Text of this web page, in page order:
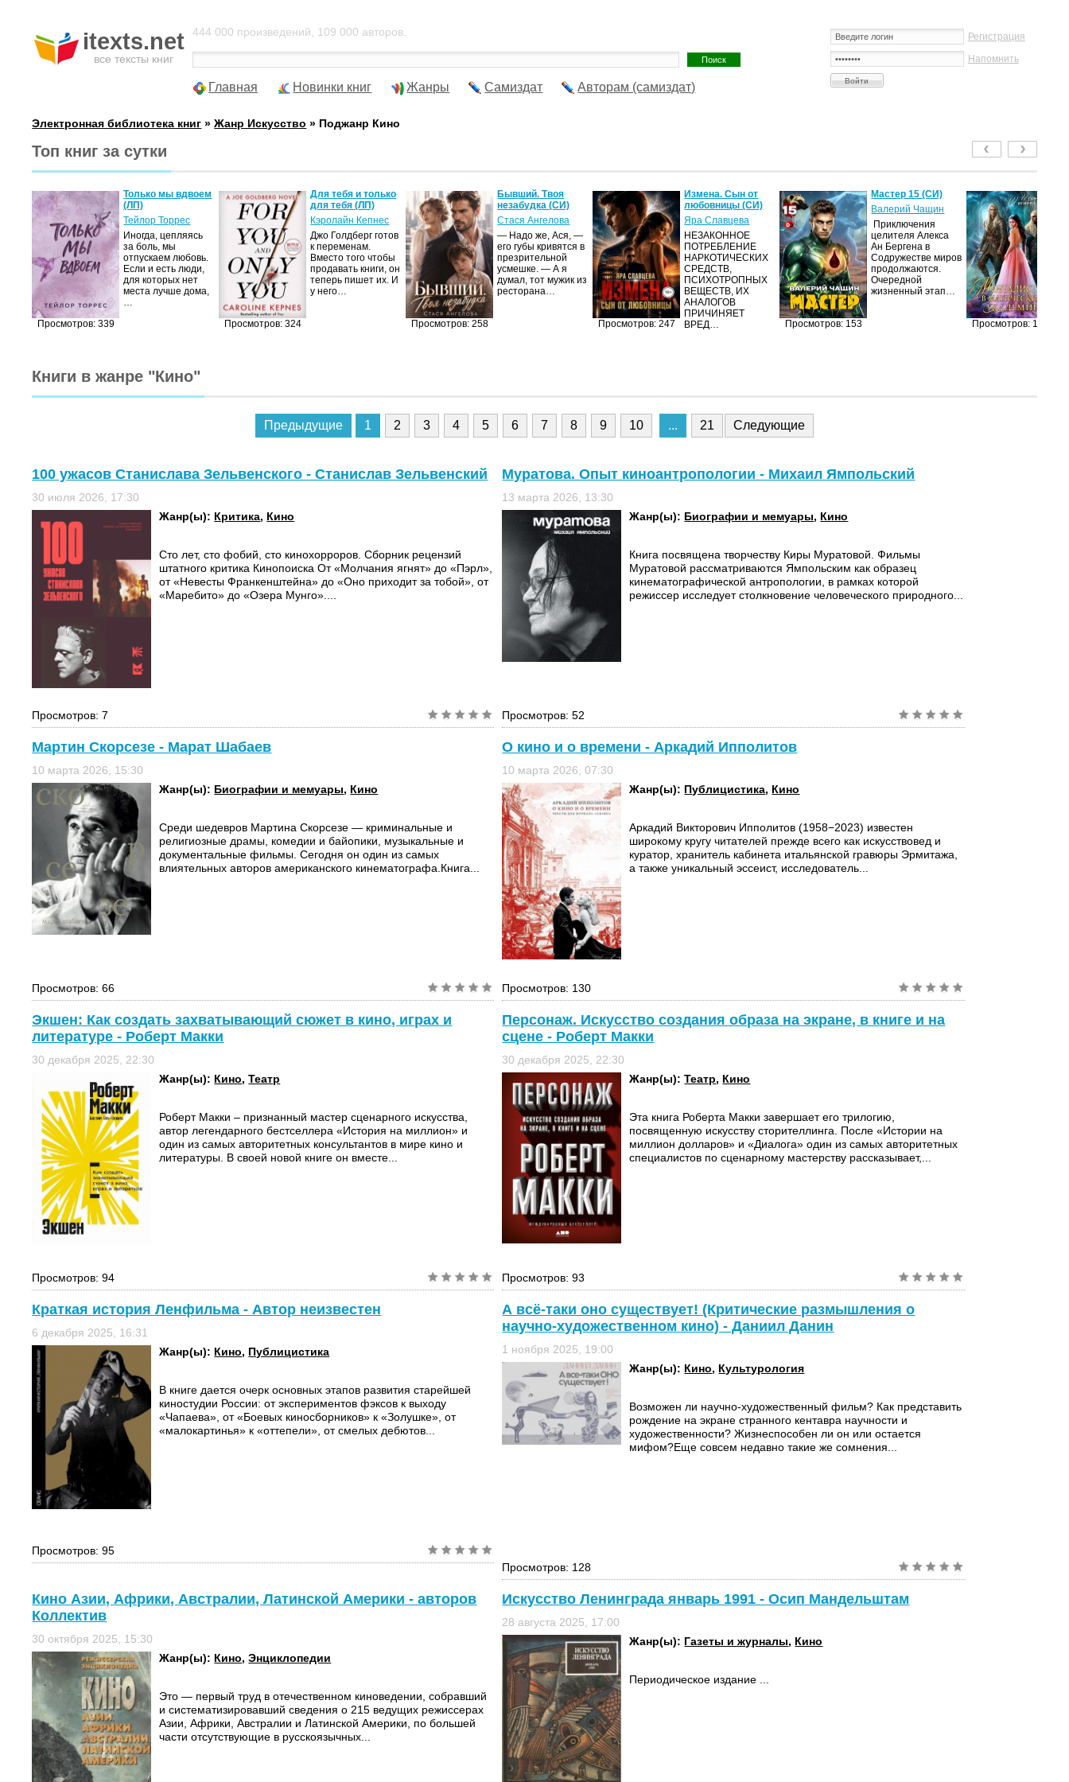
itexts.net
все тексты книг
Регистрация
Напомнить
444 000 произведений, 109 000 авторов.
Главная Новинки книг Жанры Самиздат Авторам (самиздат)
Электронная библиотека книг »Жанр Искусство » Поджанр Кино
Топ книг за сутки
Просмотров: 339
Только мы вдвоем
(ЛП)
Тейлор Торрес
Иногда, цепляясь
за боль, мы
отпускаем любовь.
Если и есть люди,
для которых нет
места лучше дома,
…
Просмотров: 324
Для тебя и только
для тебя (ЛП)
Кэролайн Кепнес
Джо Голдберг готов
к переменам.
Вместо того чтобы
продавать книги, он
теперь пишет их. И
у него…
Просмотров: 258
Бывший. Твоя
незабудка (СИ)
Стася Ангелова
— Надо же, Ася, —
его губы кривятся в
презрительной
усмешке. — А я
думал, тот мужик из
ресторана…
Просмотров: 247
Измена. Сын от
любовницы (СИ)
Яра Славцева
НЕЗАКОННОЕ
ПОТРЕБЛЕНИЕ
НАРКОТИЧЕСКИХ
СРЕДСТВ,
ПСИХОТРОПНЫХ
ВЕЩЕСТВ, ИХ
АНАЛОГОВ
ПРИЧИНЯЕТ
ВРЕД…
Просмотров: 153
Мастер 15 (СИ)
Валерий Чащин
Приключения
целителя Алекса
Ан Бергена в
Содружестве миров
продолжаются.
Очередной
жизненный этап…
Просмотров: 131
Книги в жанре "Кино"
Предыдущие 1 2 3 4 5 6 7 8 9 10 ... 21 Следующие
100 ужасов Станислава Зельвенского - Станислав Зельвенский
30 июля 2026, 17:30
Жанр(ы): Критика, Кино
Сто лет, сто фобий, сто кинохорроров. Сборник рецензий
штатного критика Кинопоиска От «Молчания ягнят» до «Пэрл»,
от «Невесты Франкенштейна» до «Оно приходит за тобой», от
«Маребито» до «Озера Мунго»....
Просмотров: 7
Муратова. Опыт киноантропологии - Михаил Ямпольский
13 марта 2026, 13:30
Жанр(ы): Биографии и мемуары, Кино
Книга посвящена творчеству Киры Муратовой. Фильмы
Муратовой рассматриваются Ямпольским как образец
кинематографической антропологии, в рамках которой
режиссер исследует столкновение человеческого природного...
Просмотров: 52
Мартин Скорсезе - Марат Шабаев
10 марта 2026, 15:30
Жанр(ы): Биографии и мемуары, Кино
Среди шедевров Мартина Скорсезе — криминальные и
религиозные драмы, комедии и байопики, музыкальные и
документальные фильмы. Сегодня он один из самых
влиятельных авторов американского кинематографа.Книга...
Просмотров: 66
О кино и о времени - Аркадий Ипполитов
10 марта 2026, 07:30
Жанр(ы): Публицистика, Кино
Аркадий Викторович Ипполитов (1958−2023) известен
широкому кругу читателей прежде всего как искусствовед и
куратор, хранитель кабинета итальянской гравюры Эрмитажа,
а также уникальный эссеист, исследователь...
Просмотров: 130
Экшен: Как создать захватывающий сюжет в кино, играх и
литературе - Роберт Макки
30 декабря 2025, 22:30
Жанр(ы): Кино,Театр
Роберт Макки – признанный мастер сценарного искусства,
автор легендарного бестселлера «История на миллион» и
один из самых авторитетных консультантов в мире кино и
литературы. В своей новой книге он вместе...
Просмотров: 94
Персонаж. Искусство создания образа на экране, в книге и на
сцене - Роберт Макки
30 декабря 2025, 22:30
Жанр(ы):Театр, Кино
Эта книга Роберта Макки завершает его трилогию,
посвященную искусству сторителлинга. После «Истории на
миллион долларов» и «Диалога» один из самых авторитетных
специалистов по сценарному мастерству рассказывает,...
Просмотров: 93
Краткая история Ленфильма - Автор неизвестен
6 декабря 2025, 16:31
Жанр(ы): Кино, Публицистика
В книге дается очерк основных этапов развития старейшей
киностудии России: от экспериментов фэксов к выходу
«Чапаева», от «Боевых киносборников» к «Золушке», от
«малокартинья» к «оттепели», от смелых дебютов...
Просмотров: 95
А всё-таки оно существует! (Критические размышления о
научно-художественном кино) - Даниил Данин
1 ноября 2025, 19:00
Жанр(ы): Кино, Культурология
Возможен ли научно-художественный фильм? Как представить
рождение на экране странного кентавра научности и
художественности? Жизнеспособен ли он или остается
мифом?Еще совсем недавно такие же сомнения...
Просмотров: 128
Кино Азии, Африки, Австралии, Латинской Америки - авторов
Коллектив
30 октября 2025, 15:30
Жанр(ы): Кино,Энциклопедии
Это — первый труд в отечественном киноведении, собравший
и систематизировавший сведения о 215 ведущих режиссерах
Азии, Африки, Австралии и Латинской Америки, по большей
части отсутствующие в русскоязычных...
Искусство Ленинграда январь 1991 - Осип Мандельштам
28 августа 2025, 17:00
Жанр(ы): Газеты и журналы, Кино
Периодическое издание ...